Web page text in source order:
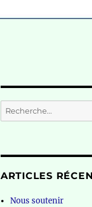
Recherche
pour :
ARTICLES
Nous soutenir